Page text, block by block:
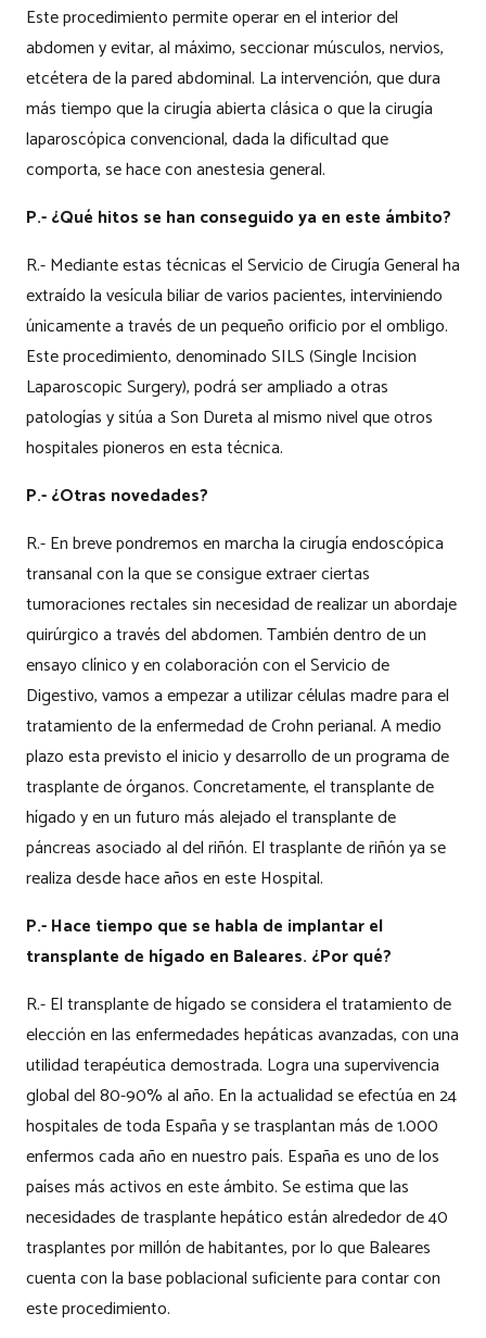
Este procedimiento permite operar en el interior del
abdomen y evitar, al máximo, seccionar músculos, nervios,
etcétera de la pared abdominal. La intervención, que dura
más tiempo que la cirugía abierta clásica o que la cirugía
laparoscópica convencional, dada la dificultad que
comporta, se hace con anestesia general.
P.- ¿Qué hitos se han conseguido ya en este ámbito?
R.- Mediante estas técnicas el Servicio de Cirugía General ha
extraído la vesícula biliar de varios pacientes, interviniendo
únicamente a través de un pequeño orificio por el ombligo.
Este procedimiento, denominado SILS (Single Incision
Laparoscopic Surgery), podrá ser ampliado a otras
patologías y sitúa a Son Dureta al mismo nivel que otros
hospitales pioneros en esta técnica.
P.- ¿Otras novedades?
R.- En breve pondremos en marcha la cirugía endoscópica
transanal con la que se consigue extraer ciertas
tumoraciones rectales sin necesidad de realizar un abordaje
quirúrgico a través del abdomen. También dentro de un
ensayo clínico y en colaboración con el Servicio de
Digestivo, vamos a empezar a utilizar células madre para el
tratamiento de la enfermedad de Crohn perianal. A medio
plazo esta previsto el inicio y desarrollo de un programa de
trasplante de órganos. Concretamente, el transplante de
hígado y en un futuro más alejado el transplante de
páncreas asociado al del riñón. El trasplante de riñón ya se
realiza desde hace años en este Hospital.
P.- Hace tiempo que se habla de implantar el
transplante de hígado en Baleares. ¿Por qué?
R.- El transplante de hígado se considera el tratamiento de
elección en las enfermedades hepáticas avanzadas, con una
utilidad terapéutica demostrada. Logra una supervivencia
global del 80-90% al año. En la actualidad se efectúa en 24
hospitales de toda España y se trasplantan más de 1.000
enfermos cada año en nuestro país. España es uno de los
países más activos en este ámbito. Se estima que las
necesidades de trasplante hepático están alrededor de 40
trasplantes por millón de habitantes, por lo que Baleares
cuenta con la base poblacional suficiente para contar con
este procedimiento.